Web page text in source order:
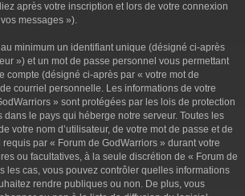
après votre inscription et lors de votre connexion
messages »).
minimum un identifiant unique (désigné ci-après
») et un mot de passe personnel vous permettant
compte (désigné ci-après par « votre mot de
courriel personnelle. Les informations de votre
» sont protégées par les lois de protection
le pays qui héberge notre serveur. Toutes les
votre nom d’utilisateur, de votre mot de passe et de
par « Forum de GodWarriors » durant votre
ou facultatives, à la seule discrétion de « Forum de
les cas, vous pouvez contrôler quelles informations
rendre publiques ou non. De plus, vous